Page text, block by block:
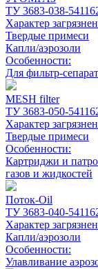
ТУ 3683-038-
Характер
Твердые примеси
Капли/аэрозоли
Особенности:
Для фильтр-
MESH filter
ТУ 3683-050-
Характер
Твердые примеси
Особенности:
Картриджи и
газов и жидкостей
Поток-Oil
ТУ 3683-040-
Характер
Капли/аэрозоли
Особенности:
Улавливание